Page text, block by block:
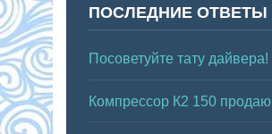
ПОСЛЕДНИЕ ОТВЕТЫ
Посоветуйте тату дайвера!
Компрессор К2 150 продаю